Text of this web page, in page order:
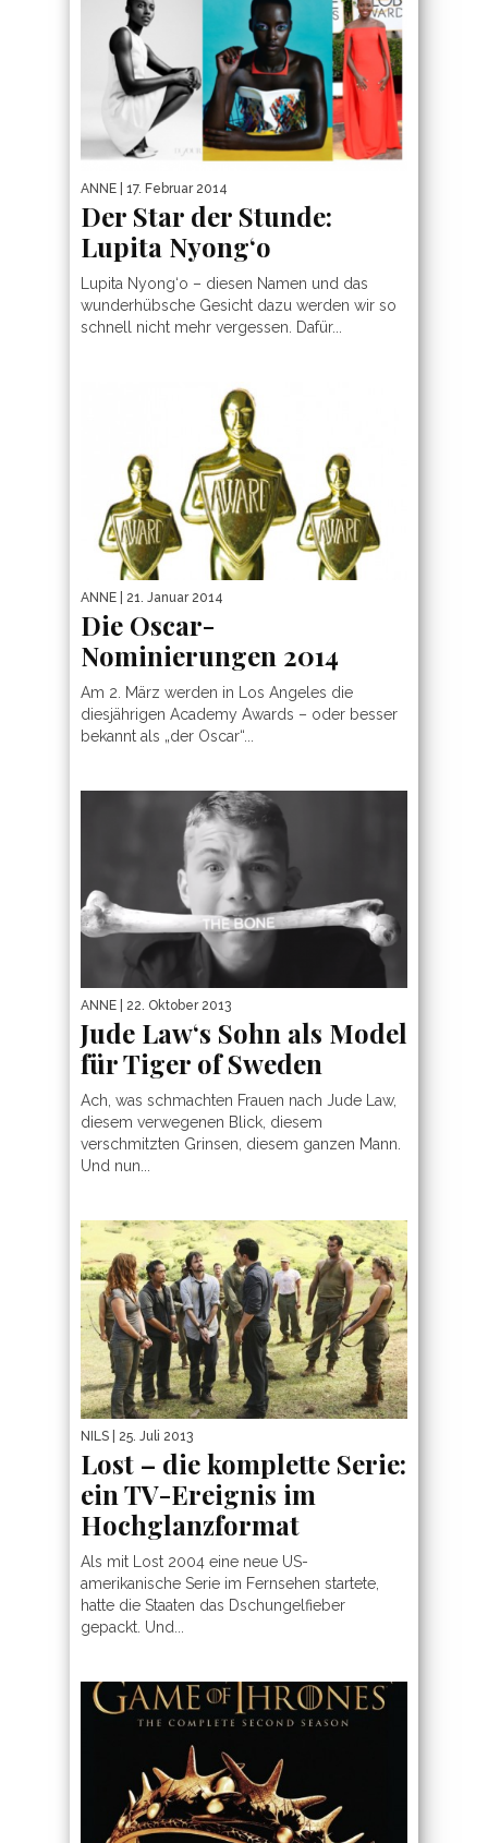
ANNE | 17. Februar 2014
Der Star der Stunde:
Lupita Nyong‘o
Lupita Nyong‘o – diesen Namen und das
wunderhübsche Gesicht dazu werden wir so
schnell nicht mehr vergessen. Dafür...
ANNE | 21. Januar 2014
Die Oscar-
Nominierungen 2014
Am 2. März werden in Los Angeles die
diesjährigen Academy Awards – oder besser
bekannt als „der Oscar“...
ANNE | 22. Oktober 2013
Jude Law‘s Sohn als Model
für Tiger of Sweden
Ach, was schmachten Frauen nach Jude Law,
diesem verwegenen Blick, diesem
verschmitzten Grinsen, diesem ganzen Mann.
Und nun...
NILS | 25. Juli 2013
Lost – die komplette Serie:
ein TV-Ereignis im
Hochglanzformat
Als mit Lost 2004 eine neue US-
amerikanische Serie im Fernsehen startete,
hatte die Staaten das Dschungelfieber
gepackt. Und...